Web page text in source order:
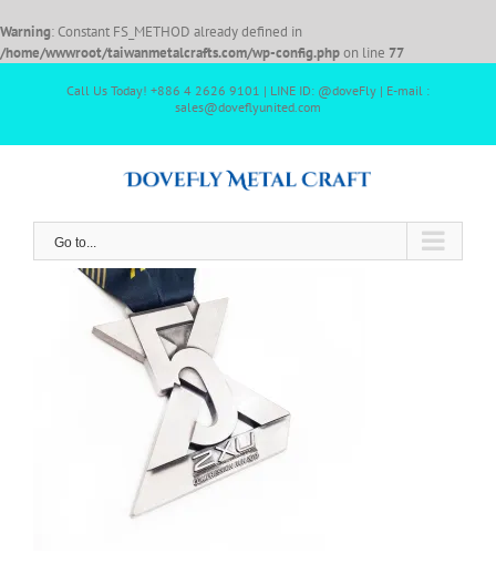
Warning: Constant FS_METHOD already defined in
/home/wwwroot/taiwanmetalcrafts.com/wp-config.phpon line 77
Call Us Today! +886 4 2626 9101 | LINE ID: @doveFly | E-mail :
sales@doveflyunited.com
Go to...